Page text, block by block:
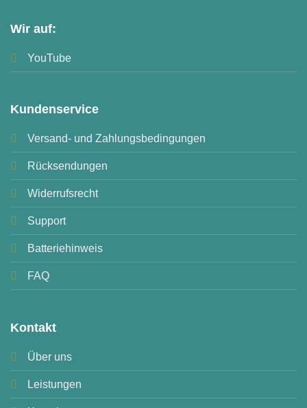
Wir auf:
YouTube
Kundenservice
Versand- und Zahlungsbedingungen
Rücksendungen
Widerrufsrecht
Support
Batteriehinweis
FAQ
Kontakt
Über uns
Leistungen